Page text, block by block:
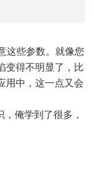
这些参数。就像您
变得不明显了，比
用中，这一点又会
俺学到了很多，